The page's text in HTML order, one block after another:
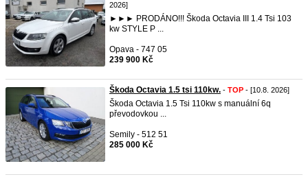
2026]
►►► PRODÁNO!!! Škoda Octavia III 1.4 Tsi 103
kw STYLE P ...
Opava - 747 05
239 900 Kč
Škoda Octavia 1.5 tsi 110kw. - TOP - [10.8. 2026]
Škoda Octavia 1.5 Tsi 110kw s manuální 6q
převodovkou ...
Semily - 512 51
285 000 Kč